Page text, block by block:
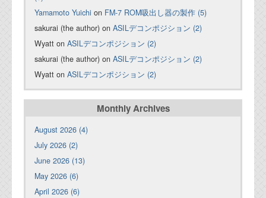
Yamamoto Yuichi on FM-7 ROM吸出し器の製作 (5)
sakurai (the author) on ASILデコンポジション (2)
Wyatt on ASILデコンポジション (2)
sakurai (the author) on ASILデコンポジション (2)
Wyatt on ASILデコンポジション (2)
Monthly Archives
August 2026 (4)
July 2026 (2)
June 2026 (13)
May 2026 (6)
April 2026 (6)